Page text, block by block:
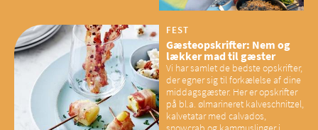
have konsekvenser for vores
sociale fællesskaber
FEST
Gæsteopskrifter: Nem og
lækker mad til gæster
Vi har samlet de bedste opskrifter,
der egner sig til forkælelse af dine
middagsgæster. Her er opskrifter
på bl.a. ølmarineret kalveschnitzel,
kalvetatar med calvados,